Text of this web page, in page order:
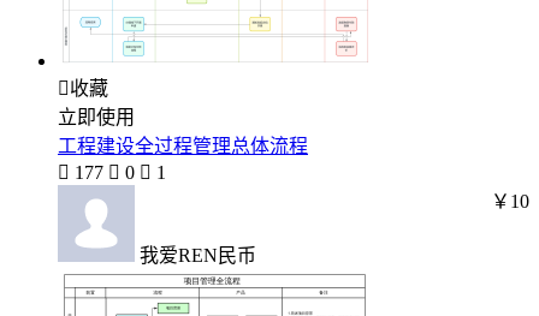
收藏
立即使用
工程建设全过程管理总体流程
 177  0  1
我爱REN民币
￥10